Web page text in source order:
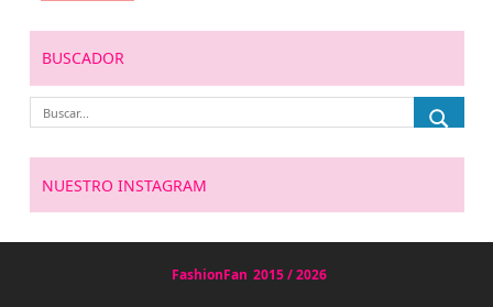
BUSCADOR
NUESTRO INSTAGRAM
FashionFan 2015 / 2026